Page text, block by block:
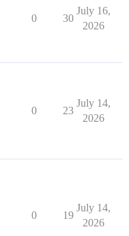
0 30
July 16,
2026
0 23
July 14,
2026
0 19
July 14,
2026